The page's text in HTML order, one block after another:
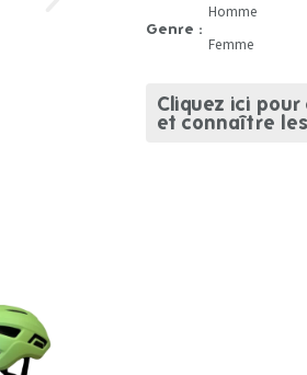
Genre :
Homme
Femme
Cliquez ici
et connaître